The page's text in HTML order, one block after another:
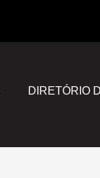
DIRETÓRIO